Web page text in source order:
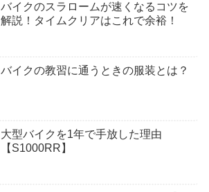
バイクのスラロームが速くなるコツを
解説！タイムクリアはこれで余裕！
バイクの教習に通うときの服装とは？
大型バイクを1年で手放した理由
【S1000RR】